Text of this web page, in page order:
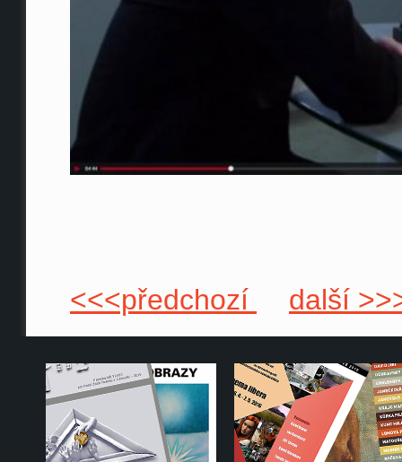
<<<předchozí další